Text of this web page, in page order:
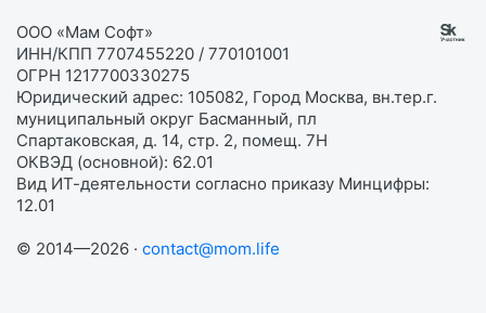
ООО «Мам Софт»
ИНН/КПП 7707455220 / 770101001
ОГРН 1217700330275
Юридический адрес: 105082, Город Москва, вн.тер.г.
муниципальный округ Басманный, пл
Спартаковская, д. 14, стр. 2, помещ. 7Н
ОКВЭД (основной): 62.01
Вид ИТ-деятельности согласно приказу Минцифры:
12.01
© 2014—2026 · contact@mom.life